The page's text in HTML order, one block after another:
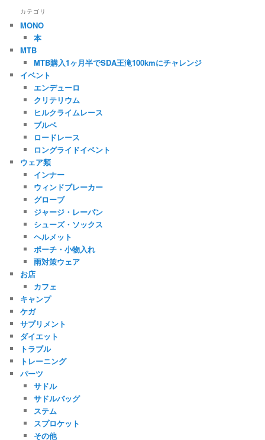
カテゴリ
MONO
本
MTB
MTB購入1ヶ月半でSDA王滝100kmにチャレンジ
イベント
エンデューロ
クリテリウム
ヒルクライムレース
ブルベ
ロードレース
ロングライドイベント
ウェア類
インナー
ウィンドブレーカー
グローブ
ジャージ・レーパン
シューズ・ソックス
ヘルメット
ポーチ・小物入れ
雨対策ウェア
お店
カフェ
キャンプ
ケガ
サプリメント
ダイエット
トラブル
トレーニング
パーツ
サドル
サドルバッグ
ステム
スプロケット
その他